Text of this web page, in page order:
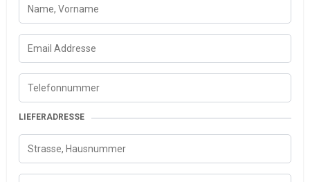
LIEFERADRESSE